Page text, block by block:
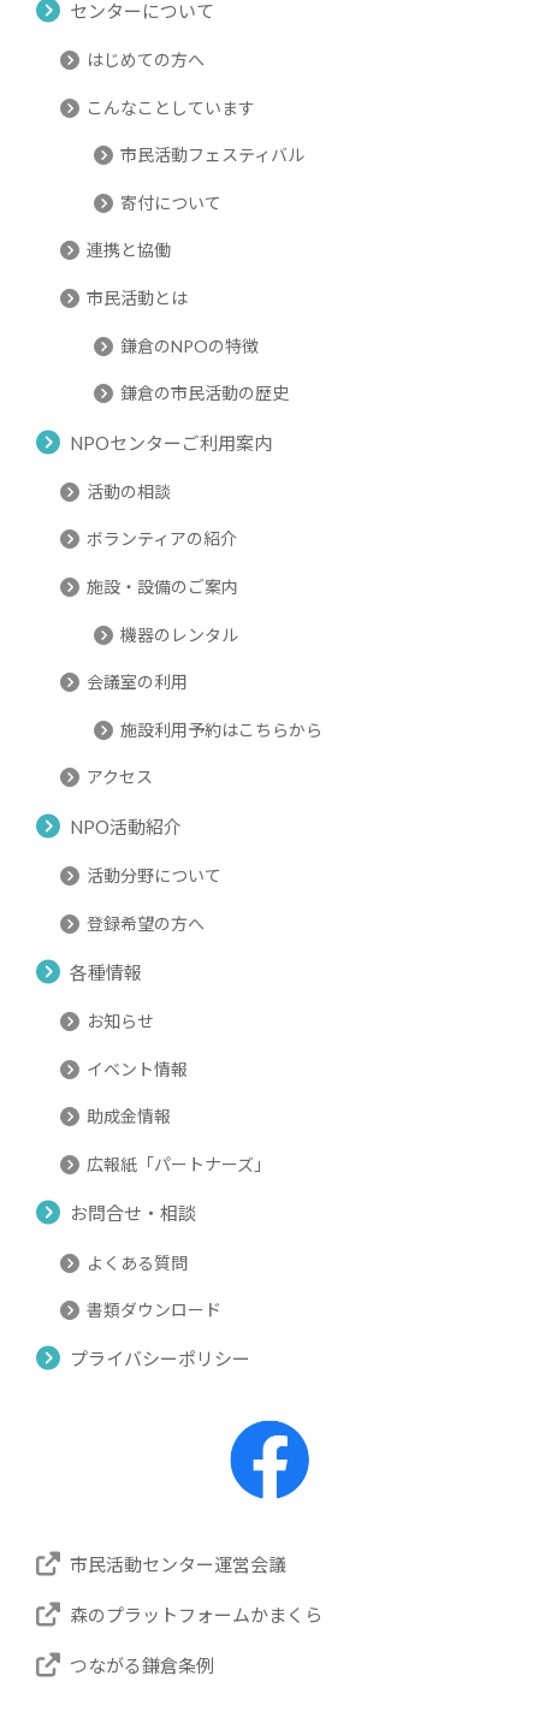
センターについて
はじめての方へ
こんなことしています
市民活動フェスティバル
寄付について
連携と協働
市民活動とは
鎌倉のNPOの特徴
鎌倉の市民活動の歴史
NPOセンターご利用案内
活動の相談
ボランティアの紹介
施設・設備のご案内
機器のレンタル
会議室の利用
施設利用予約はこちらから
アクセス
NPO活動紹介
活動分野について
登録希望の方へ
各種情報
お知らせ
イベント情報
助成金情報
広報紙「パートナーズ」
お問合せ・相談
よくある質問
書類ダウンロード
プライバシーポリシー
市民活動センター運営会議
森のプラットフォームかまくら
つながる鎌倉条例